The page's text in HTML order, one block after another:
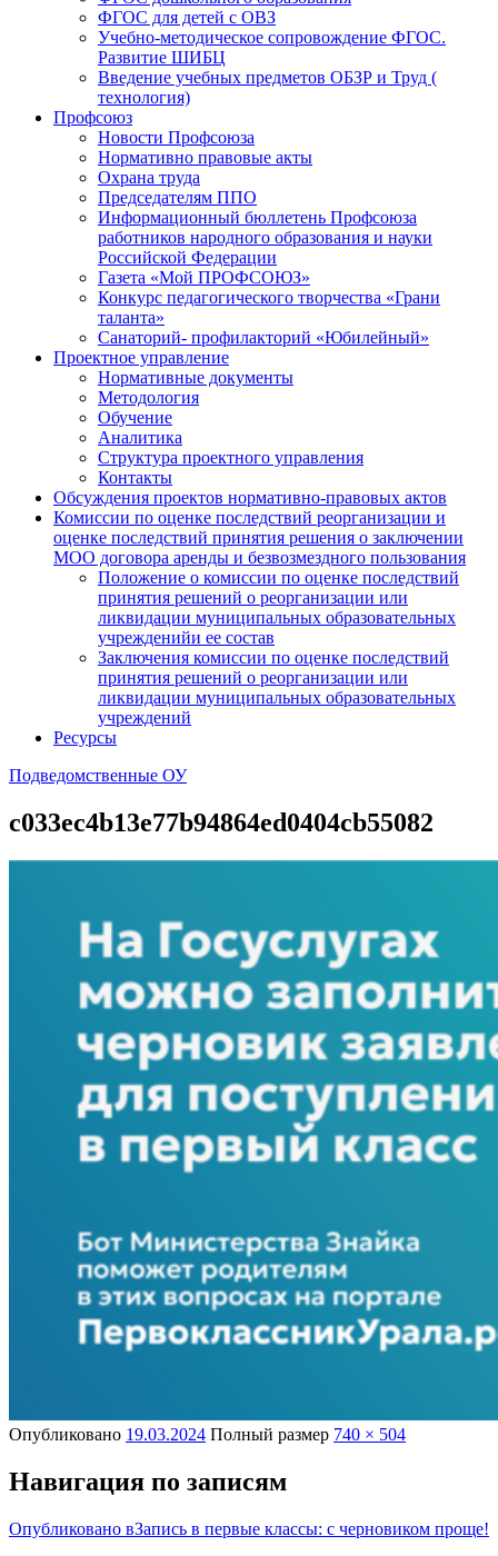
ФГОС для детей с ОВЗ
Учебно-методическое сопровождение ФГОС.
Развитие ШИБЦ
Введение учебных предметов ОБЗР и Труд (
технология)
Профсоюз
Новости Профсоюза
Нормативно правовые акты
Охрана труда
Председателям ППО
Информационный бюллетень Профсоюза
работников народного образования и науки
Российской Федерации
Газета «Мой ПРОФСОЮЗ»
Конкурс педагогического творчества «Грани
таланта»
Санаторий- профилакторий «Юбилейный»
Проектное управление
Нормативные документы
Методология
Обучение
Аналитика
Структура проектного управления
Контакты
Обсуждения проектов нормативно-правовых актов
Комиссии по оценке последствий реорганизации и
оценке последствий принятия решения о заключении
МОО договора аренды и безвозмездного пользования
Положение о комиссии по оценке последствий
принятия решений о реорганизации или
ликвидации муниципальных образовательных
учрежденийи ее состав
Заключения комиссии по оценке последствий
принятия решений о реорганизации или
ликвидации муниципальных образовательных
учреждений
Ресурсы
Подведомственные ОУ
c033ec4b13e77b94864ed0404cb55082
Опубликовано 19.03.2024 Полный размер 740 × 504
Навигация по записям
Опубликовано вЗапись в первые классы: с черновиком проще!